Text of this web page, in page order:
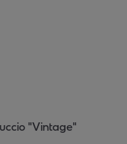
"Vintage"